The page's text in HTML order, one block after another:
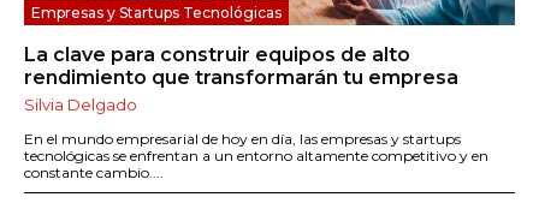
Empresas y Startups Tecnológicas
La clave para construir equipos de alto
rendimiento que transformarán tu empresa
Silvia Delgado
En el mundo empresarial de hoy en día, las empresas y startups
tecnológicas se enfrentan a un entorno altamente competitivo y en
constante cambio....